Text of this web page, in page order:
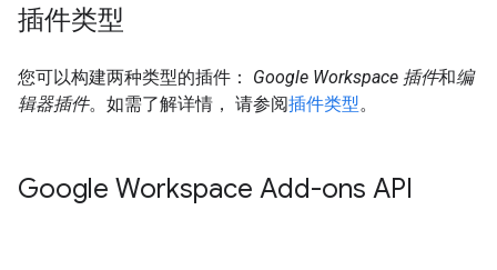
插件类型
您可以构建两种类型的插件： Google Workspace 插件和编
辑器插件。如需了解详情， 请参阅插件类型。
Google Workspace Add-ons API